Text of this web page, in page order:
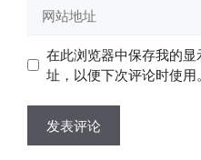
址
址
在此浏览器中保存我的
址，以便下次评论时使用。